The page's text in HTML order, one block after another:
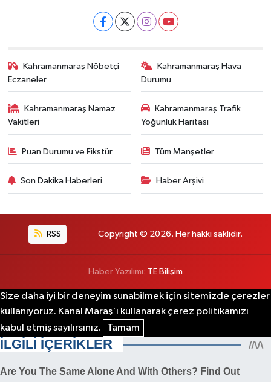
Kahramanmaraş Nöbetçi
Eczaneler
Kahramanmaraş Hava
Durumu
Kahramanmaraş Namaz
Vakitleri
Kahramanmaraş Trafik
Yoğunluk Haritası
Puan Durumu ve Fikstür Tüm Manşetler
Son Dakika Haberleri Haber Arşivi
RSS Copyright © 2026. Her hakkı saklıdır.
Haber Yazılımı: TE Bilişim
Size daha iyi bir deneyim sunabilmek için sitemizde çerezler
kullanıyoruz. Kanal Maraş'ı kullanarak çerez politikamızı
kabul etmiş sayılırsınız.
Tamam